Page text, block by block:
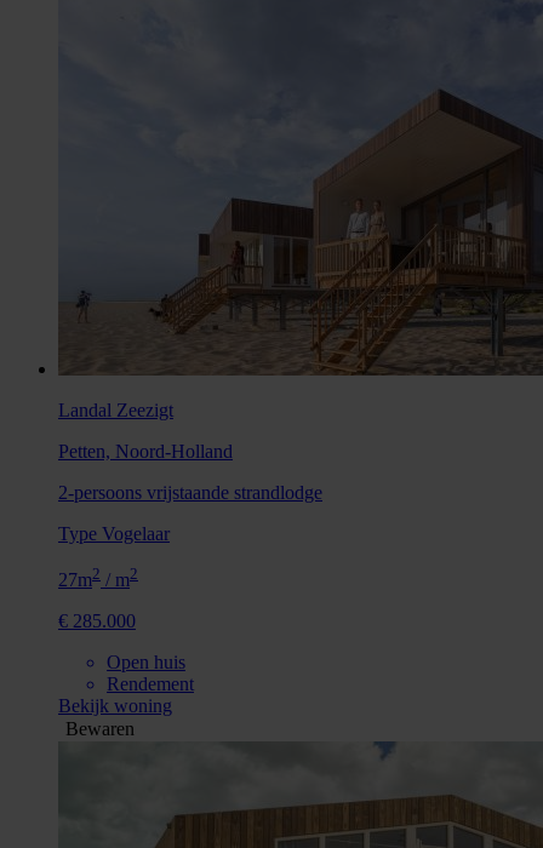
Landal Zeezigt
Petten, Noord-Holland
2-persoons vrijstaande strandlodge
Type Vogelaar
27m2 / m2
€ 285.000
Open huis
Rendement
Bekijk woning
Bewaren